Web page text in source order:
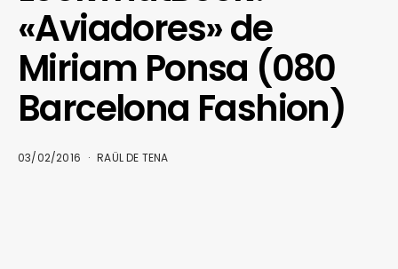
«Aviadores» de
Miriam Ponsa (080
Barcelona Fashion)
03/02/2016 RAÜL DE TENA